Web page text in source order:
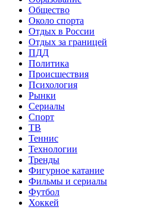
Общество
Около спорта
Отдых в России
Отдых за границей
ПДД
Политика
Происшествия
Психология
Рынки
Сериалы
Спорт
ТВ
Теннис
Технологии
Тренды
Фигурное катание
Фильмы и сериалы
Футбол
Хоккей